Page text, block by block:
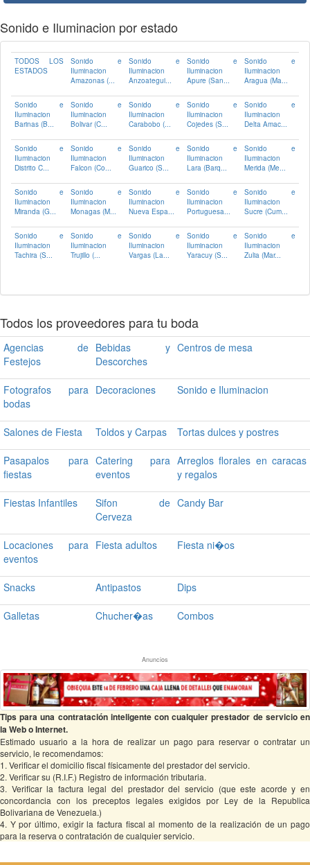
Sonido e Iluminacion por estado
TODOS LOS
ESTADOS
Sonido e
Iluminacion
Amazonas (...
Sonido e
Iluminacion
Anzoategui...
Sonido e
Iluminacion
Apure (San...
Sonido e
Iluminacion
Aragua (Ma...
Sonido e
Iluminacion
Barinas (B...
Sonido e
Iluminacion
Bolivar (C...
Sonido e
Iluminacion
Carabobo (...
Sonido e
Iluminacion
Cojedes (S...
Sonido e
Iluminacion
Delta Amac...
Sonido e
Iluminacion
Distrito C...
Sonido e
Iluminacion
Falcon (Co...
Sonido e
Iluminacion
Guarico (S...
Sonido e
Iluminacion
Lara (Barq...
Sonido e
Iluminacion
Merida (Me...
Sonido e
Iluminacion
Miranda (G...
Sonido e
Iluminacion
Monagas (M...
Sonido e
Iluminacion
Nueva Espa...
Sonido e
Iluminacion
Portuguesa...
Sonido e
Iluminacion
Sucre (Cum...
Sonido e
Iluminacion
Tachira (S...
Sonido e
Iluminacion
Trujillo (...
Sonido e
Iluminacion
Vargas (La...
Sonido e
Iluminacion
Yaracuy (S...
Sonido e
Iluminacion
Zulia (Mar...
Todos los proveedores para tu boda
Agencias de
Festejos
Bebidas y
Descorches
Centros de mesa
Fotografos para
bodas
Decoraciones Sonido e Iluminacion
Salones de Fiesta Toldos y Carpas Tortas dulces y postres
Pasapalos para
fiestas
Catering para
eventos
Arreglos florales en caracas
y regalos
Fiestas Infantiles
Sifon de
Cerveza
Candy Bar
Locaciones para
eventos
Fiesta adultos Fiesta ni�os
Snacks Antipastos Dips
Galletas Chucher�as Combos
Anuncios
Tips para una contratación inteligente con cualquier prestador de servicio en
la Web o Internet.
Estimado usuario a la hora de realizar un pago para reservar o contratar un
servicio, le recomendamos:
1. Verificar el domicilio fiscal físicamente del prestador del servicio.
2. Verificar su (R.I.F.) Registro de información tributaria.
3. Verificar la factura legal del prestador del servicio (que este acorde y en
concordancia con los preceptos legales exigidos por Ley de la Republica
Bolivariana de Venezuela.)
4. Y por último, exigir la factura fiscal al momento de la realización de un pago
para la reserva o contratación de cualquier servicio.